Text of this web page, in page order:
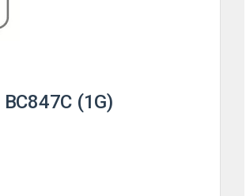
BC847C (1G)